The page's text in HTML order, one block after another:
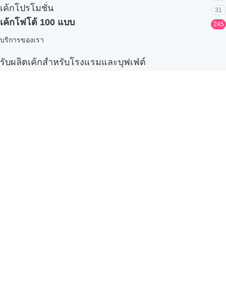
เค้กโปรโมชั่น 31
เค้กโฟโต้ 100 แบบ 245
บริการของเรา
รับผลิตเค้กสำหรับโรงแรมและบุฟเฟ่ต์